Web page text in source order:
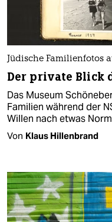
Jüdische Familienfotos
Der private Blick
Das Museum
Familien während der
Willen nach etwas
Von Klaus Hillenbrand